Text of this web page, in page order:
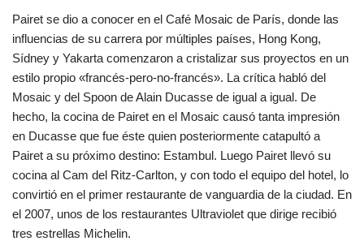
Pairet se dio a conocer en el Café Mosaic de París, donde las
influencias de su carrera por múltiples países, Hong Kong,
Sídney y Yakarta comenzaron a cristalizar sus proyectos en un
estilo propio «francés-pero-no-francés». La crítica habló del
Mosaic y del Spoon de Alain Ducasse de igual a igual. De
hecho, la cocina de Pairet en el Mosaic causó tanta impresión
en Ducasse que fue éste quien posteriormente catapultó a
Pairet a su próximo destino: Estambul. Luego Pairet llevó su
cocina al Cam del Ritz-Carlton, y con todo el equipo del hotel, lo
convirtió en el primer restaurante de vanguardia de la ciudad. En
el 2007, unos de los restaurantes Ultraviolet que dirige recibió
tres estrellas Michelin.